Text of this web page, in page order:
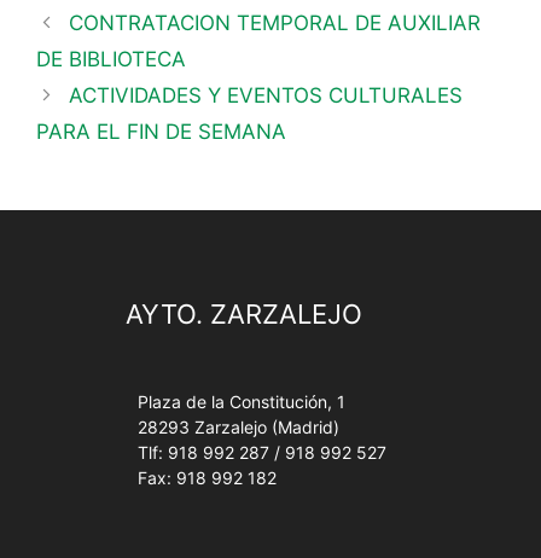
CONTRATACION TEMPORAL DE AUXILIAR
DE BIBLIOTECA
ACTIVIDADES Y EVENTOS CULTURALES
PARA EL FIN DE SEMANA
AYTO. ZARZALEJO
Plaza de la Constitución, 1
28293 Zarzalejo (Madrid)
Tlf: 918 992 287 / 918 992 527
Fax: 918 992 182